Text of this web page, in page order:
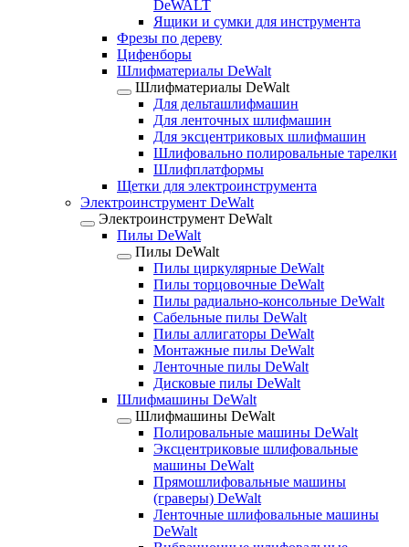
DeWALT
Ящики и сумки для инструмента
Фрезы по дереву
Цифенборы
Шлифматериалы DeWalt
Шлифматериалы DeWalt
Для дельташлифмашин
Для ленточных шлифмашин
Для эксцентриковых шлифмашин
Шлифовально полировальные тарелки
Шлифплатформы
Щетки для электроинструмента
Электроинструмент DeWalt
Электроинструмент DeWalt
Пилы DeWalt
Пилы DeWalt
Пилы циркулярные DeWalt
Пилы торцовочные DeWalt
Пилы радиально-консольные DeWalt
Сабельные пилы DeWalt
Пилы аллигаторы DeWalt
Монтажные пилы DeWalt
Ленточные пилы DeWalt
Дисковые пилы DeWalt
Шлифмашины DeWalt
Шлифмашины DeWalt
Полировальные машины DeWalt
Эксцентриковые шлифовальные
машины DeWalt
Прямошлифовальные машины
(граверы) DeWalt
Ленточные шлифовальные машины
DeWalt